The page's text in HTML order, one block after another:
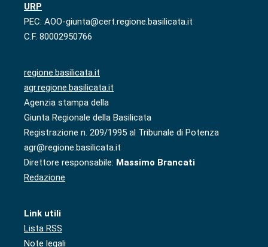
URP
PEC: AOO-giunta@cert.regione.basilicata.it
C.F. 80002950766
regione.basilicata.it
agr.regione.basilicata.it
Agenzia stampa della
Giunta Regionale della Basilicata
Registrazione n. 209/1995 al Tribunale di Potenza
agr@regione.basilicata.it
Direttore responsabile: Massimo Brancati
Redazione
Link utili
Lista RSS
Note legali